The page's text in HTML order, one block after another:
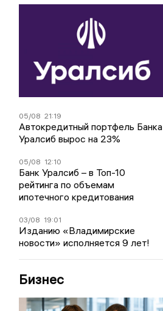
05/08 21:19
Автокредитный портфель Банка
Уралсиб вырос на 23%
05/08 12:10
Банк Уралсиб – в Топ-10
рейтинга по объемам
ипотечного кредитования
03/08 19:01
Изданию «Владимирские
новости» исполняется 9 лет!
Бизнес